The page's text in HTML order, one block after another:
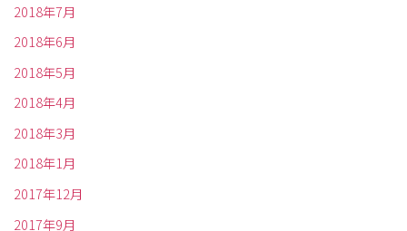
2018年7月
2018年6月
2018年5月
2018年4月
2018年3月
2018年1月
2017年12月
2017年9月